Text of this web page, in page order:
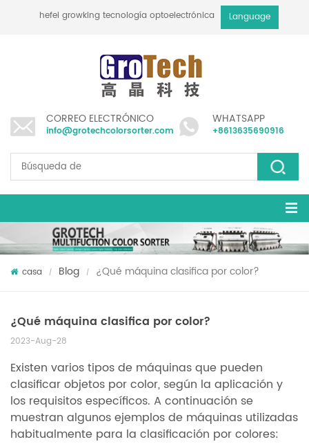
hefei growking tecnología optoelectrónica co., ltdLanguage
CORREO ELECTRÓNICO
info@grotechcolorsorter.com
WHATSAPP
+8613635690916
casa / Blog / ¿Qué máquina clasifica por color?
¿Qué máquina clasifica por color?
2023-Aug-28
Existen varios tipos de máquinas que pueden
clasificar objetos por color, según la aplicación y
los requisitos específicos. A continuación se
muestran algunos ejemplos de máquinas utilizadas
habitualmente para la clasificación por colores: